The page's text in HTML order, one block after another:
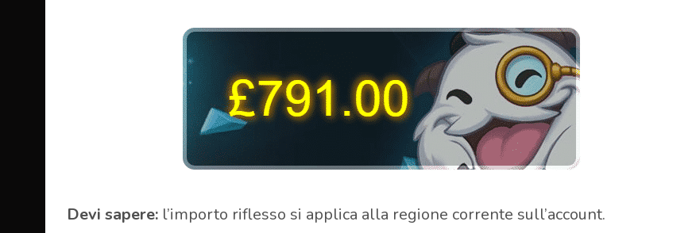
Devi sapere: l’importo riflesso si applica alla regione corrente sull’account.